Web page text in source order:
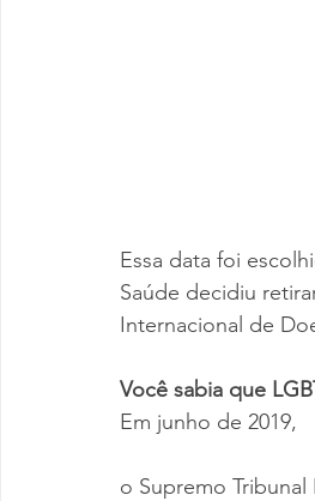
Essa data foi
Saúde decidiu
Internacional de
Você sabia que
Em junho de 2019,
o Supremo